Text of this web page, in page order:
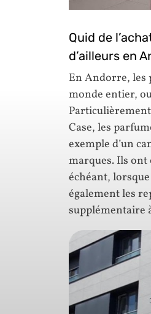
Quid de
d’ailleurs en
En Andorre, les
monde entier,
Case, les
exemple d’un
marques. Ils ont
échéant,
également les
supplémentaire